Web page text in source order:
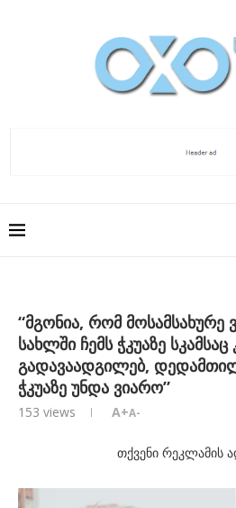
“მგონია, რომ
სახლში ჩემს ჭკუაზე სკამსაც
გადავაადგილებ,
ჭკუაზე უნდა ვიარო”
153 views A+A-
თქვენი რეკლამის